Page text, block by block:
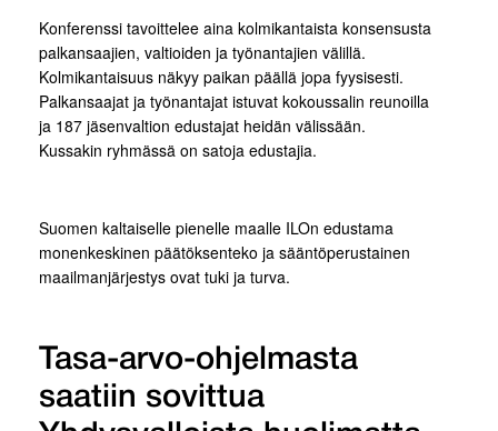
Konferenssi tavoittelee aina kolmikantaista konsensusta
palkansaajien, valtioiden ja työnantajien välillä.
Kolmikantaisuus näkyy paikan päällä jopa fyysisesti.
Palkansaajat ja työnantajat istuvat kokoussalin reunoilla
ja 187 jäsenvaltion edustajat heidän välissään.
Kussakin ryhmässä on satoja edustajia.
Suomen kaltaiselle pienelle maalle ILOn edustama
monenkeskinen päätöksenteko ja sääntöperustainen
maailmanjärjestys ovat tuki ja turva.
Tasa-arvo-ohjelmasta
saatiin sovittua